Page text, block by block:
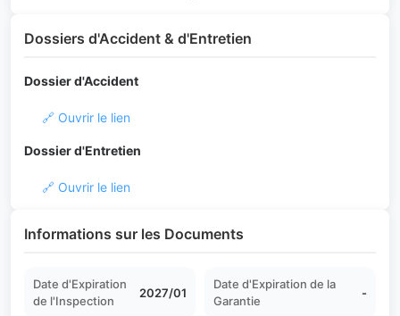
Dossiers d'Accident & d'Entretien
Dossier d'Accident
🔗 Ouvrir le lien
Dossier d'Entretien
🔗 Ouvrir le lien
Informations sur les Documents
Date d'Expiration
de l'Inspection
2027/01
Date d'Expiration de la
Garantie
-